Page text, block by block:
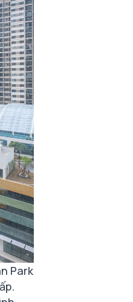
Park